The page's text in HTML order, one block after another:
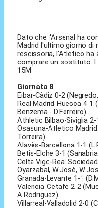
Dato che l'Arsenal ha
Madrid l'ultimo giorno di
rescissoria, l'Atletico ha
comprare un sostituto.
15M
Giornata 8
Eibar-Càdiz 0-2
Real Madrid-Huesca 4-1
Benzema - D.Ferreiro)
Athletic Bilbao-Siviglia
Osasuna-Atletico Madrid
Torreira)
Alavès-Barcellona 1-1
Betis-Elche 3-1
Celta Vigo-Real
Oyarzabal, W.Josè,
Granada-Levante 1-1
Valencia-Getafe 2-2
A.Rodriguez)
Villarreal-Valladolid 2-0